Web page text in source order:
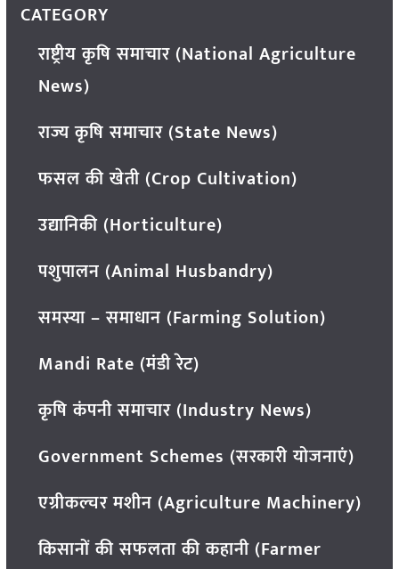
CATEGORY
राष्ट्रीय कृषि समाचार (National Agriculture
News)
राज्य कृषि समाचार (State News)
फसल की खेती (Crop Cultivation)
उद्यानिकी (Horticulture)
पशुपालन (Animal Husbandry)
समस्या – समाधान (Farming Solution)
Mandi Rate (मंडी रेट)
कृषि कंपनी समाचार (Industry News)
Government Schemes (सरकारी योजनाएं)
एग्रीकल्चर मशीन (Agriculture Machinery)
किसानों की सफलता की कहानी (Farmer